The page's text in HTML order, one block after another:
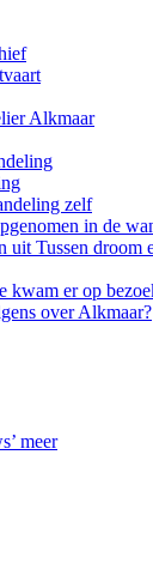
Alkmaar
zelf
in de
uit Tussen droom
kwam er op
over Alkmaar?
meer